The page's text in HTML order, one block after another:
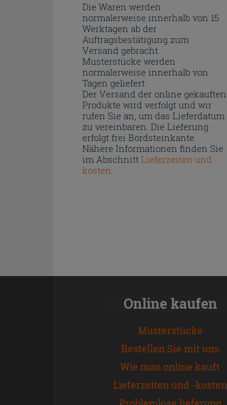
Die Waren werden
normalerweise innerhalb von 15
Werktagen ab der
Auftragsbestätigung zum
Versand gebracht.
Musterstücke werden
normalerweise innerhalb von
Tagen geliefert.
Der Versand der online gekauften
Produkte wird verfolgt und wir
rufen Sie an, um das Lieferdatum
zu vereinbaren. Die Lieferung
erfolgt frei Bordsteinkante.
Nähere Informationen finden Sie
im Abschnitt Lieferzeiten und -
kosten.
Online kaufen
Musterstücke
Bestellen Sie mit uns
Wie man online kauft
Lieferzeiten und -kosten